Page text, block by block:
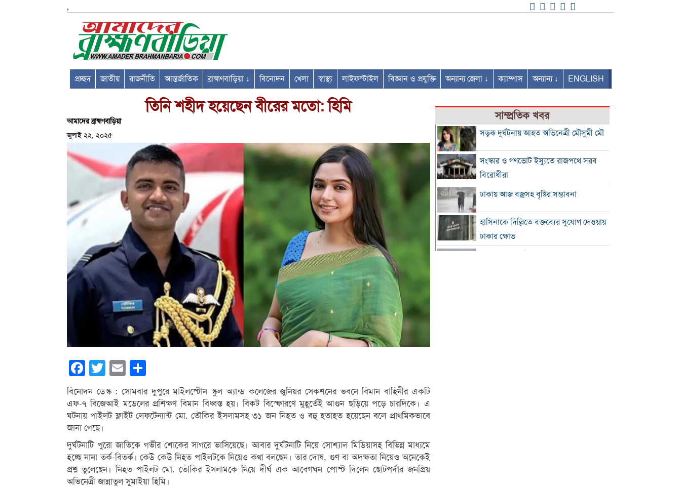
,
প্রচ্ছদ জাতীয় রাজনীতি আন্তর্জাতিক ব্রাহ্মণবাড়িয়া ↓ বিনোদন খেলা স্বাস্থ্য লাইফস্টাইল বিজ্ঞান ও প্রযুক্তি অন্যান্য জেলা ↓ ক্যাম্পাস অন্যান্য ↓ ENGLISH
তিনি শহীদ হয়েছেন বীরের মতো: হিমি
আমাদের ব্রাহ্মণবাড়িয়া
জুলাই ২২, ২০২৫
Facebook
Twitter Email
বিনোদন ডেস্ক : সোমবার দুপুরে মাইলস্টোন স্কুল অ্যান্ড কলেজের জুনিয়র সেকশনের ভবনে বিমান বাহিনীর একটি
এফ-৭ বিজেআই মডেলের প্রশিক্ষণ বিমান বিধ্বস্ত হয়। বিকট বিস্ফোরণে মুহূর্তেই আগুন ছড়িয়ে পড়ে চারদিকে। এ
ঘটনায় পাইলট ফ্লাইট লেফটেন্যান্ট মো. তৌকির ইসলামসহ ৩১ জন নিহত ও বহু হতাহত হয়েছেন বলে প্রাথমিকভাবে
জানা গেছে।
দুর্ঘটনাটি পুরো জাতিকে গভীর শোকের সাগরে ভাসিয়েছে। আবার দুর্ঘটনাটি নিয়ে সোশ্যাল মিডিয়াসহ বিভিন্ন মাধ্যমে
হচ্ছে নানা তর্ক-বিতর্ক। কেউ কেউ নিহত পাইলটকে নিয়েও কথা বলছেন। তার দোষ, গুণ বা অদক্ষতা নিয়েও অনেকেই
প্রশ্ন তুলেছেন। নিহত পাইলট মো. তৌকির ইসলামকে নিয়ে দীর্ঘ এক আবেগঘন পোস্ট দিলেন ছোটপর্দার জনপ্রিয়
অভিনেত্রী জান্নাতুল সুমাইয়া হিমি।
সাম্প্রতিক খবর
সড়ক দুর্ঘটনায় আহত অভিনেত্রী মৌসুমী মৌ
সংস্কার ও গণভোট ইস্যুতে রাজপথে সরব
বিরোধীরা
ঢাকায় আজ বজ্রসহ বৃষ্টির সম্ভাবনা
হাসিনাকে দিল্লিতে বক্তব্যের সুযোগ দেওয়ায়
ঢাকার ক্ষোভ